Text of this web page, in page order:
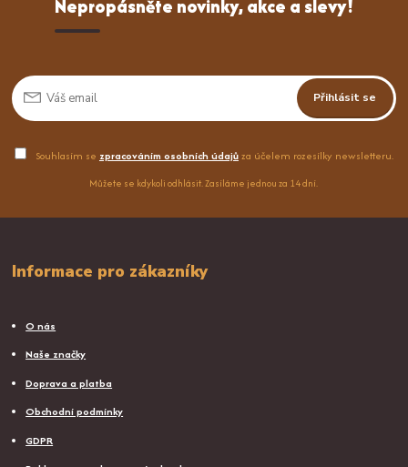
Nepropásněte novinky, akce a slevy!
Přihlásit se
Souhlasím se zpracováním osobních údajůza účelem rozesílky newsletteru.
Můžete se kdykoli odhlásit. Zasíláme jednou za 14 dní.
Informace pro zákazníky
O nás
Naše značky
Doprava a platba
Obchodní podmínky
GDPR